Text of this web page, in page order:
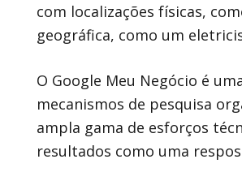
com localizações físicas,
geográfica, como um
O Google Meu Negócio é
mecanismos de pesquisa
ampla gama de esforços
resultados como uma